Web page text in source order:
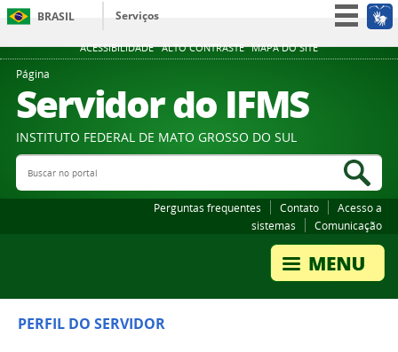
ACESSIBILIDADE ALTO CONTRASTE MAPA DO SITE
BRASIL
Serviços
Participe
Legislação
Canais
Página
Servidor do IFMS
INSTITUTO FEDERAL DE MATO GROSSO DO SUL
Buscar no portal
Perguntas frequentes Contato
Acesso a
sistemas
Comunicação
PERFIL DO SERVIDOR